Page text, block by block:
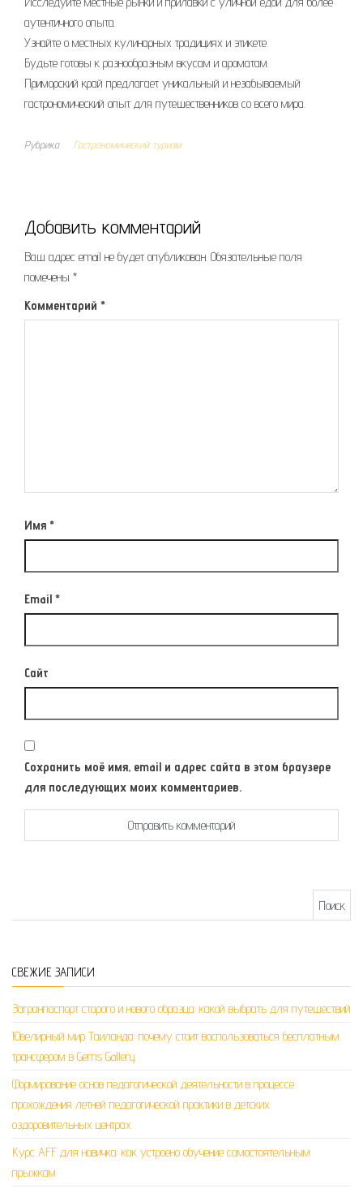
аутентичного опыта.
Узнайте о местных кулинарных традициях и этикете.
Будьте готовы к разнообразным вкусам и ароматам.
Приморский край предлагает уникальный и незабываемый
гастрономический опыт для путешественников со всего мира.
Рубрика Гастрономический туризм
Добавить комментарий
Ваш адрес email не будет опубликован. Обязательные поля
помечены *
Комментарий *
Имя *
Email *
Сайт
Сохранить моё имя, email и адрес сайта в этом браузере
для последующих моих комментариев.
СВЕЖИЕ ЗАПИСИ
Загранпаспорт старого и нового образца: какой выбрать для путешествий
Ювелирный мир Таиланда: почему стоит воспользоваться бесплатным
трансфером в Gems Gallery
Формирование основ педагогической деятельности в процессе
прохождения летней педагогической практики в детских
оздоровительных центрах
Курс AFF для новичка: как устроено обучение самостоятельным
прыжкам